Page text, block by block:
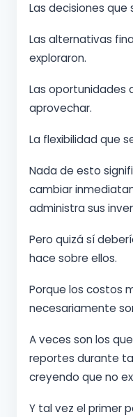
Las decisiones que
Las alternativas
exploraron.
Las oportunidades
aprovechar.
La flexibilidad que
Nada de esto
cambiar
administra sus
Pero quizá sí
hace sobre ellos.
Porque los costos
necesariamente
A veces son los
reportes durante
creyendo que no
Y tal vez el primer